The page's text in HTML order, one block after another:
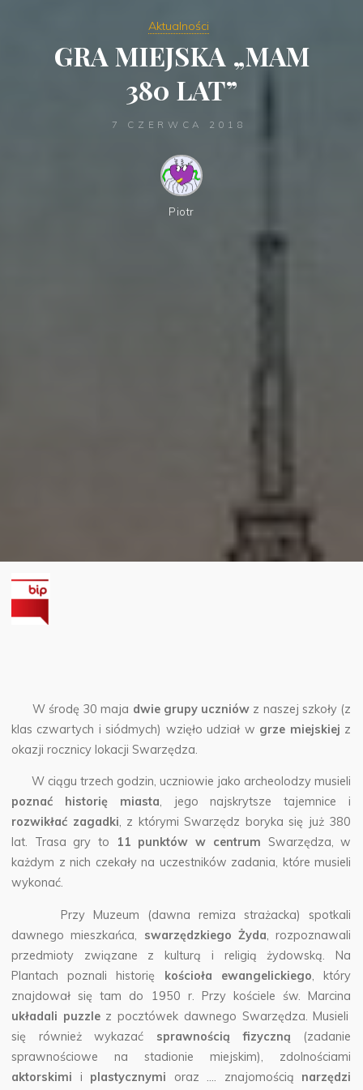
Aktualności
GRA MIEJSKA „MAM
380 LAT”
7 CZERWCA 2018
Piotr
W środę 30 maja dwie grupy uczniów z naszej szkoły (z
klas czwartych i siódmych) wzięło udział w grze miejskiej z
okazji rocznicy lokacji Swarzędza.
W ciągu trzech godzin, uczniowie jako archeolodzy musieli
poznać historię miasta, jego najskrytsze tajemnice i
rozwikłać zagadki, z którymi Swarzędz boryka się już 380
lat. Trasa gry to
11 punktów w centrum Swarzędza, w
każdym z nich czekały na uczestników zadania, które musieli
wykonać.
Przy Muzeum (dawna remiza strażacka) spotkali
dawnego mieszkańca, swarzędzkiego Żyda, rozpoznawali
przedmioty związane z kulturą i religią żydowską. Na
Plantach poznali historię kościoła ewangelickiego, który
znajdował się tam do 1950 r. Przy kościele św. Marcina
układali puzzle z pocztówek dawnego Swarzędza. Musieli
się również wykazać sprawnością fizyczną (zadanie
sprawnościowe na stadionie miejskim), zdolnościami
aktorskimi i plastycznymi oraz …. znajomością narzędzi